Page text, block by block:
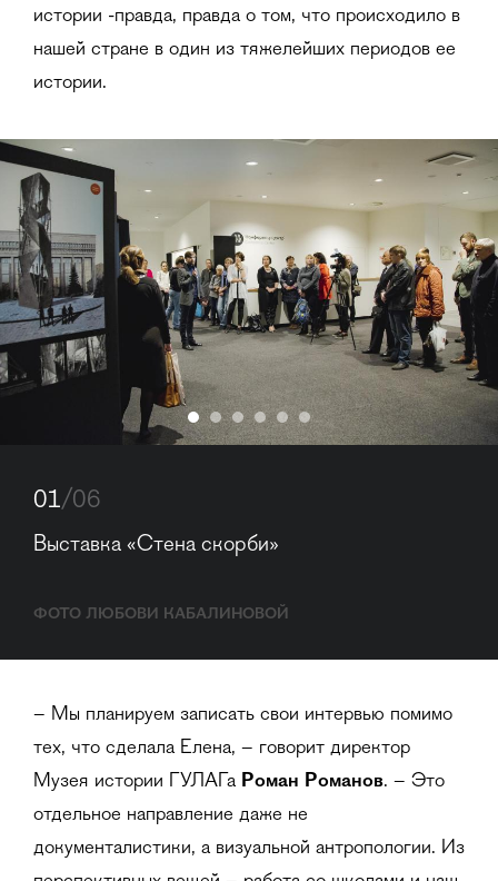
истории -правда, правда о том, что происходило в
нашей стране в один из тяжелейших периодов ее
истории.
01/06
Выставка «Стена скорби»
ФОТО ЛЮБОВИ КАБАЛИНОВОЙ
– Мы планируем записать свои интервью помимо
тех, что сделала Елена, – говорит директор
Музея истории ГУЛАГа Роман Романов. – Это
отдельное направление даже не
документалистики, а визуальной антропологии. Из